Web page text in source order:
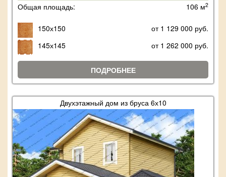
Общая площадь:
106 м2
150х150
от 1 129 000 руб.
145х145
от 1 262 000 руб.
ПОДРОБНЕЕ
Двухэтажный дом из бруса 6х10